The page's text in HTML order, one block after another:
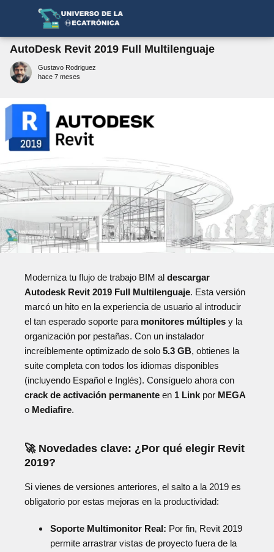
AutoDesk Revit 2019 Full Multilenguaje
Gustavo Rodriguez
hace 7 meses
Moderniza tu flujo de trabajo BIM al descargar
Autodesk Revit 2019 Full Multilenguaje. Esta versión
marcó un hito en la experiencia de usuario al introducir
el tan esperado soporte para monitores múltiples y la
organización por pestañas. Con un instalador
increíblemente optimizado de solo 5.3 GB, obtienes la
suite completa con todos los idiomas disponibles
(incluyendo Español e Inglés). Consíguelo ahora con
crack de activación permanente en 1 Link por MEGA
o Mediafire.
🚀 Novedades clave: ¿Por qué elegir Revit
2019?
Si vienes de versiones anteriores, el salto a la 2019 es
obligatorio por estas mejoras en la productividad:
Soporte Multimonitor Real: Por fin, Revit 2019
permite arrastrar vistas de proyecto fuera de la